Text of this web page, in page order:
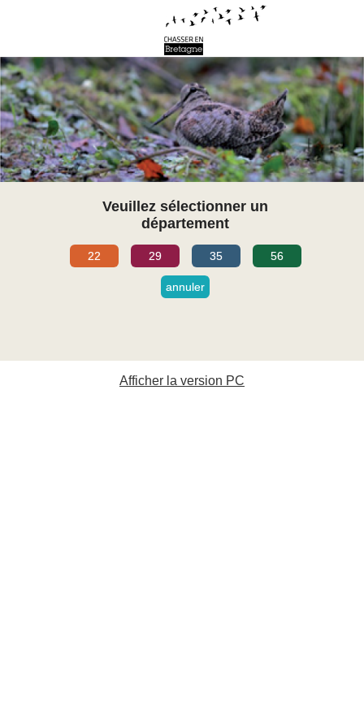
Veuillez sélectionner un
département
22 29 35 56
annuler
Afficher la version PC